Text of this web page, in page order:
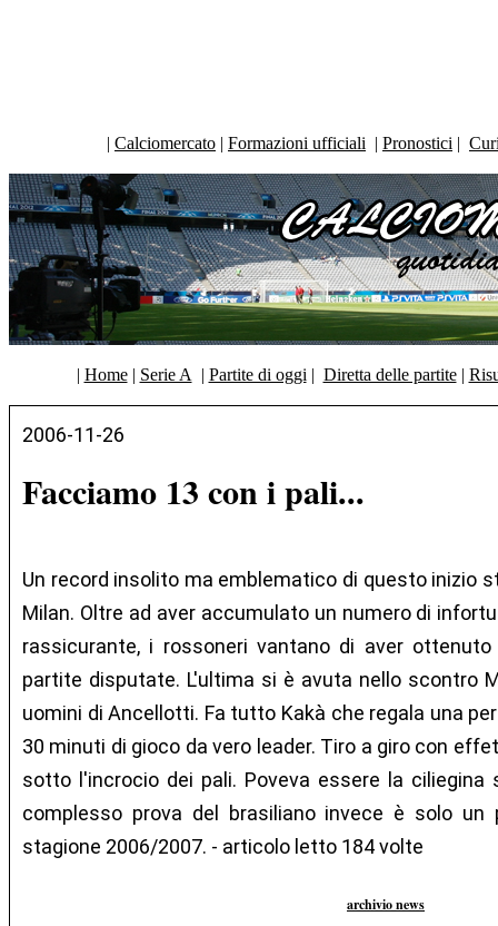
| Calciomercato | Formazioni ufficiali | Pronostici |
| Home| Serie A | Partite di oggi | Diretta delle partite|
2006-11-26
Facciamo 13 con i pali...
Un record insolito ma emblematico di questo inizio
Milan. Oltre ad aver accumulato un numero di
rassicurante, i rossoneri vantano di aver
partite disputate. L'ultima si è avuta nello scontro
uomini di Ancellotti. Fa tutto Kakà che regala una
30 minuti di gioco da vero leader. Tiro a giro con
sotto l'incrocio dei pali. Poveva essere la
complesso prova del brasiliano invece è solo un
stagione 2006/2007. - articolo letto 184 volte
archivio news